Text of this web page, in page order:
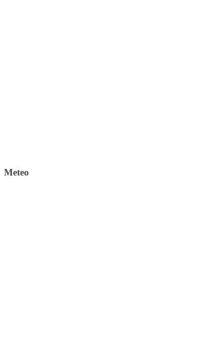
Meteo